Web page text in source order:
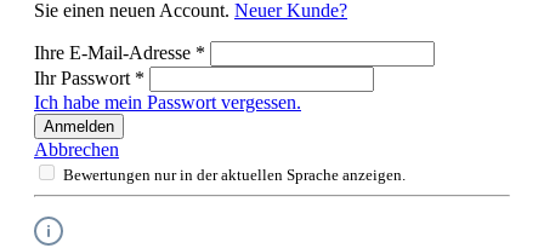
Sie einen neuen Account. Neuer Kunde?
Ihre E-Mail-Adresse *
Ihr Passwort *
Ich habe mein Passwort vergessen.
Anmelden
Abbrechen
Bewertungen nur in der aktuellen Sprache anzeigen.